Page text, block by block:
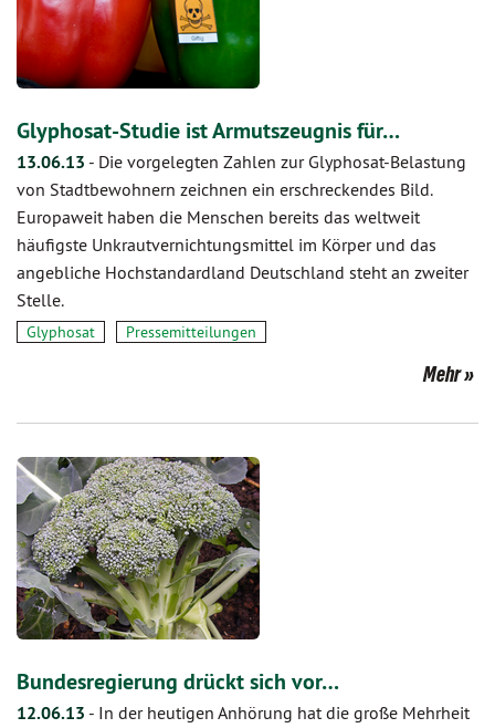
Glyphosat-Studie ist Armutszeugnis für…
13.06.13 - Die vorgelegten Zahlen zur Glyphosat-Belastung
von Stadtbewohnern zeichnen ein erschreckendes Bild.
Europaweit haben die Menschen bereits das weltweit
häufigste Unkrautvernichtungsmittel im Körper und das
angebliche Hochstandardland Deutschland steht an zweiter
Stelle.
Glyphosat Pressemitteilungen
Mehr
Bundesregierung drückt sich vor…
12.06.13 - In der heutigen Anhörung hat die große Mehrheit